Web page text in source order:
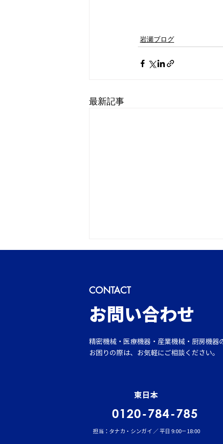
岩瀬ブログ
最新記事
CONTACT
​お問い合わせ
精密機械・医療機器・産業機械・厨房機器
お困りの際は、お気軽にご相談ください。
東日本
0120-784-785
担当：タナカ・シンガイ ／ 平日 9:00－18:00